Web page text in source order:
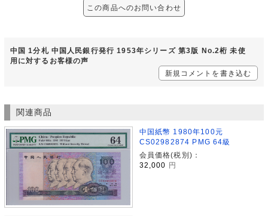
この商品へのお問い合わせ
中国 1分札 中国人民銀行発行 1953年シリーズ 第3版 No.2桁 未使
用に対するお客様の声
新規コメントを書き込む
関連商品
中国紙幣 1980年100元
CS02982874 PMG 64級
会員価格(税別)：
32,000
円